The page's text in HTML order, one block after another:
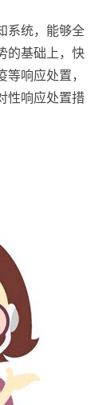
系统，能够全
的基础上，快
响应处置，
性响应处置措